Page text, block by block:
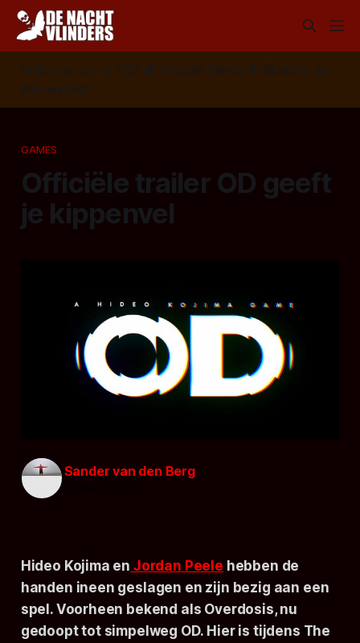
Volg ons op: 📣 RSS 📰 Google News 🦋 Bluesky
✉️
Nieuwsbrief
GAMES
Officiële trailer OD geeft
je kippenvel
Sander van den Berg
Hideo Kojima en Jordan Peele hebben de
handen ineen geslagen en zijn bezig aan een
spel. Voorheen bekend als Overdosis, nu
gedoopt tot simpelweg OD. Hier is tijdens The